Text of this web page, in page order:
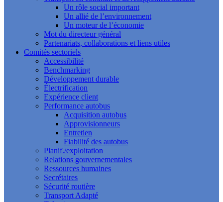
Un rôle social important
Un allié de l’environnement
Un moteur de l’économie
Mot du directeur général
Partenariats, collaborations et liens utiles
Comités sectoriels
Accessibilité
Benchmarking
Développement durable
Électrification
Expérience client
Performance autobus
Acquisition autobus
Approvisionneurs
Entretien
Fiabilité des autobus
Planif./exploitation
Relations gouvernementales
Ressources humaines
Secrétaires
Sécurité routière
Transport Adapté